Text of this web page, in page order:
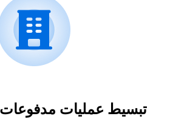
تبسيط عمليات مدفوعات